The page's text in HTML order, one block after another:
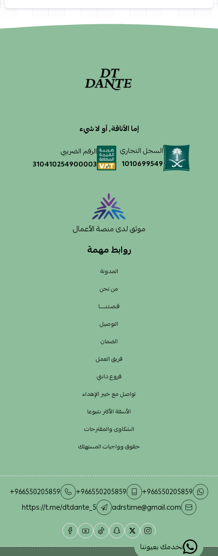
روابط مهمة
المدونة
من نحن
قـصـتـنــــــا
التوصيل
الضمان
فريق العمل
فروع دانتي
تواصل مع خبير الإهداء
الأسئلة الأكثر شيوعا
الشكاوى والمقترحات
حقوق وواجبات المستهلك
إما الأناقة, أو لا شيء
السجل التجاري
1010699549
الرقم الضريبي
310410254900003
موثق لدى منصة الأعمال
+966550205859
+966550205859
+966550205859
adrstime@gmail.com
https://t.me/dtdante_5
نخدمك بعيوننا